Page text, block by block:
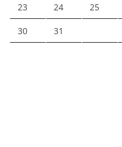
23 24 25
30 31